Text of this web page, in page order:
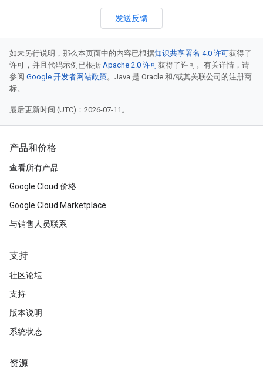
发送反馈
如未另行说明，那么本页面中的内容已根据知识共享署名 4.0 许可获得了
许可，并且代码示例已根据 Apache 2.0 许可获得了许可。有关详情，请
参阅 Google 开发者网站政策。Java 是 Oracle 和/或其关联公司的注册商
标。
最后更新时间 (UTC)：2026-07-11。
产品和价格
查看所有产品
Google Cloud 价格
Google Cloud Marketplace
与销售人员联系
支持
社区论坛
支持
版本说明
系统状态
资源